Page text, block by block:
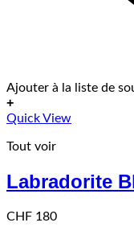
Ajouter à la liste de
+
Quick View
Tout voir
Labradorite
CHF 180